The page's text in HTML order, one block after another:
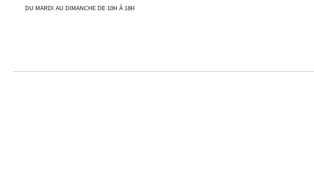
DU MARDI AU DIMANCHE DE 10H À 18H